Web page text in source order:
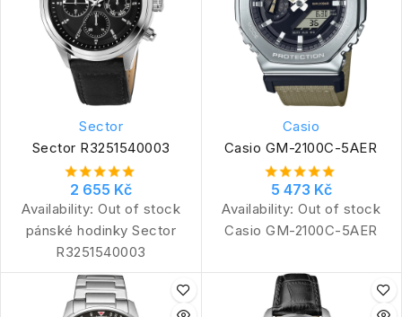
Sector
Sector R3251540003
2 655 Kč
Availability: Out of stock
pánské hodinky Sector
R3251540003
Casio
Casio GM-2100C-5AER
5 473 Kč
Availability: Out of stock
Casio GM-2100C-5AER